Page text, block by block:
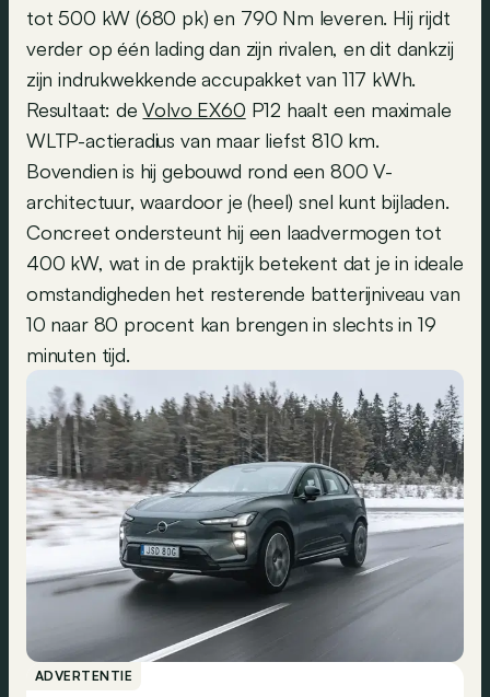
tot 500 kW (680 pk) en 790 Nm leveren. Hij rijdt
verder op één lading dan zijn rivalen, en dit dankzij
zijn indrukwekkende accupakket van 117 kWh.
Resultaat: deVolvo EX60 P12 haalt een maximale
WLTP-actieradius van maar liefst 810 km.
Bovendien is hij gebouwd rond een 800 V-
architectuur, waardoor je (heel) snel kunt bijladen.
Concreet ondersteunt hij een laadvermogen tot
400 kW, wat in de praktijk betekent dat je in ideale
omstandigheden het resterende batterijniveau van
10 naar 80 procent kan brengen in slechts in 19
minuten tijd.
ADVERTENTIE